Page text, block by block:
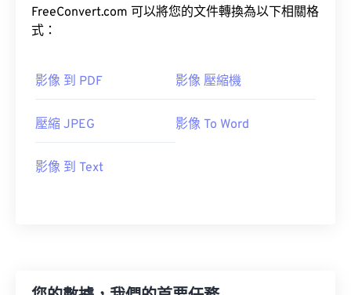
FreeConvert.com 可以將您的文件轉換為以下相關格
式：
影像 到 PDF 影像 壓縮機
壓縮 JPEG 影像 To Word
影像 到 Text